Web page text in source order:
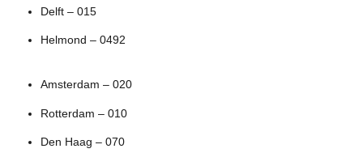
Delft – 015
Helmond – 0492
Amsterdam – 020
Rotterdam – 010
Den Haag – 070